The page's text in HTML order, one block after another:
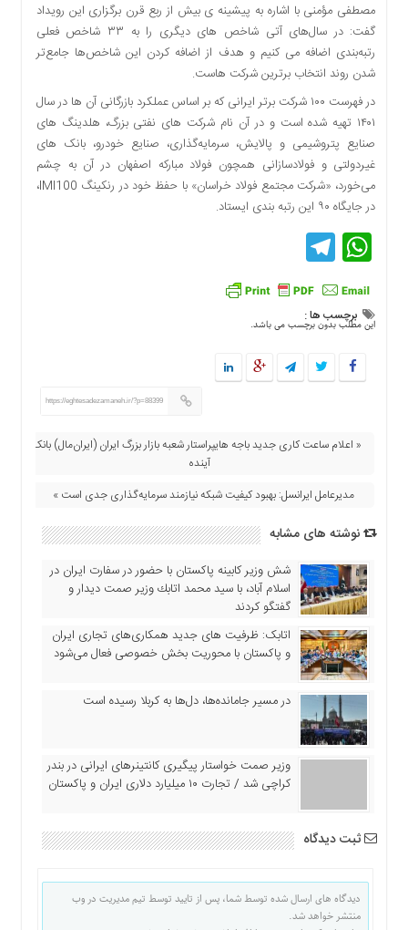
رسید
اخبار
سایت
اجتماعی
اقتصادی
فرهنگ
بین
یادداشت
چند
رسانه
مصطفی مؤمنی با اشاره به پیشینه ی بیش از ربع قرن برگزاری این رویداد
گفت: در سال‌های آتی شاخص های دیگری را به ۳۳ شاخص فعلی
رتبه‌بندی اضافه می کنیم و هدف از اضافه کردن این شاخص‌ها جامع‌تر
شدن روند انتخاب برترین شرکت هاست.
در فهرست ۱۰۰ شرکت برتر ایرانی که بر اساس عملکرد بازرگانی آن ها در سال
۱۴۰۱ تهیه شده است و در آن نام شرکت های نفتی بزرگ، هلدینگ های
صنایع پتروشیمی و پالایش، سرمایه‌گذاری، صنایع خودرو، بانک های
غیردولتی و فولادسازانی همچون فولاد مبارکه اصفهان در آن به چشم
می‌خورد، «شرکت مجتمع فولاد خراسان» با حفظ خود در رنکینگ IMI100،
در جایگاه ۹۰ این رتبه بندی ایستاد.
WhatsApp
Telegram
برچسب ها :
این مطلب بدون برچسب می باشد.
https://eghtesadezamaneh.ir/?p=88399
« اعلام ساعت کاری جدید باجه هایپراستار شعبه بازار بزرگ ایران (ایران‌مال) بانک
آینده
مدیرعامل ایرانسل: بهبود کیفیت شبکه نیازمند سرمایه‌گذاری جدی است »
نوشته های مشابه
شش وزیر کابینه پاکستان با حضور در سفارت ایران در
اسلام آباد، با سيد محمد اتابك وزير صمت ديدار و
گفتگو كردند
اتابک: ظرفیت های جدید همکاری‌های تجاری ایران
و پاکستان با محوریت بخش خصوصی فعال می‌شود
در مسیر جا‌مانده‌ها، دل‌ها به کربلا رسیده است
وزیر صمت خواستار پیگیری کانتینرهای ایرانی در بندر
کراچی شد / تجارت ۱۰ میلیارد دلاری ایران و پاکستان
ثبت دیدگاه
دیدگاه های ارسال شده توسط شما، پس از تایید توسط تیم مدیریت در وب
منتشر خواهد شد.